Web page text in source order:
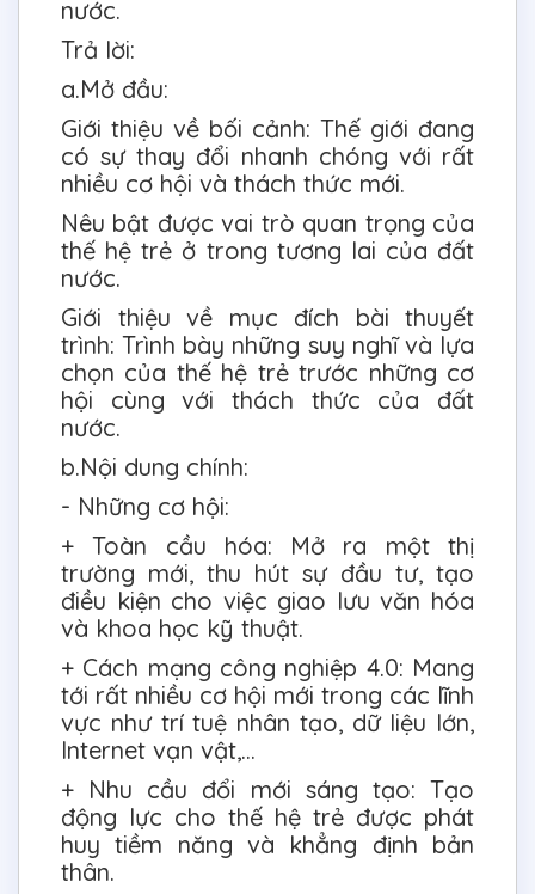
nước.
Trả lời:
a.Mở đầu:
Giới thiệu về bối cảnh: Thế giới đang
có sự thay đổi nhanh chóng với rất
nhiều cơ hội và thách thức mới.
Nêu bật được vai trò quan trọng của
thế hệ trẻ ở trong tương lai của đất
nước.
Giới thiệu về mục đích bài thuyết
trình: Trình bày những suy nghĩ và lựa
chọn của thế hệ trẻ trước những cơ
hội cùng với thách thức của đất
nước.
b.Nội dung chính:
- Những cơ hội:
+ Toàn cầu hóa: Mở ra một thị
trường mới, thu hút sự đầu tư, tạo
điều kiện cho việc giao lưu văn hóa
và khoa học kỹ thuật.
+ Cách mạng công nghiệp 4.0: Mang
tới rất nhiều cơ hội mới trong các lĩnh
vực như trí tuệ nhân tạo, dữ liệu lớn,
Internet vạn vật,...
+ Nhu cầu đổi mới sáng tạo: Tạo
động lực cho thế hệ trẻ được phát
huy tiềm năng và khẳng định bản
thân.